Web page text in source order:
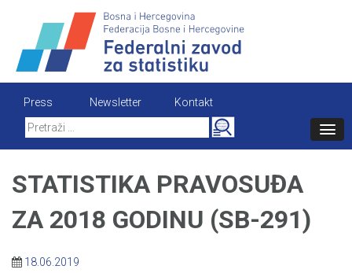
content
Press Newsletter
Kontakt
Search
for:
STATISTIKA PRAVOSUĐA
ZA 2018 GODINU (SB-291)
18.06.2019